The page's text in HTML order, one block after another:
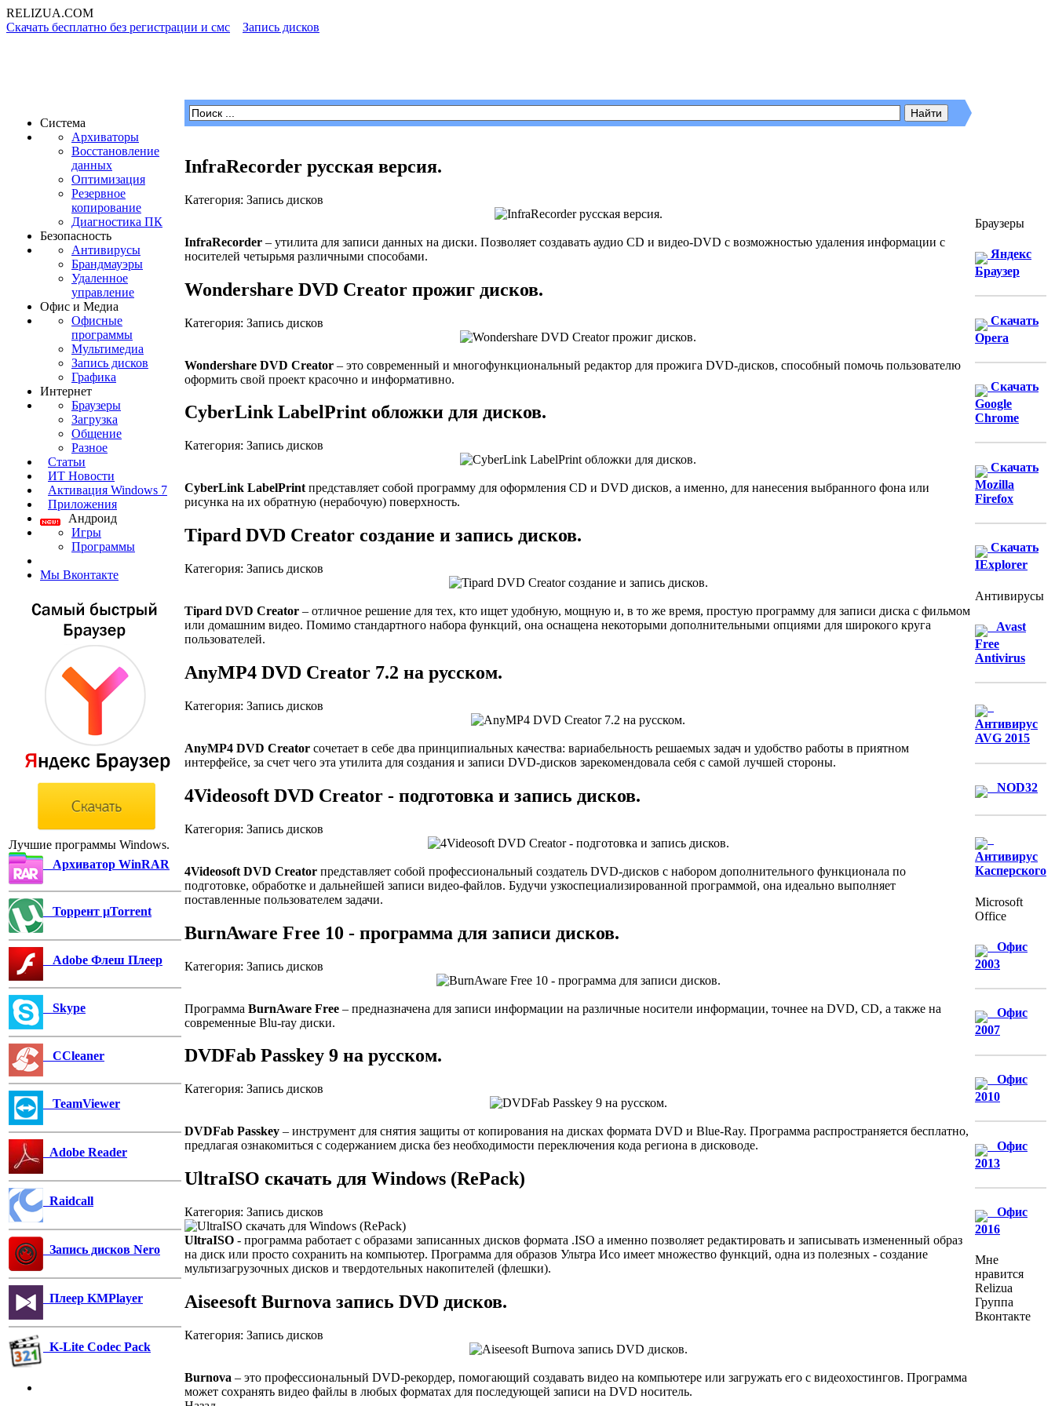
RELIZUA.COM
Скачать бесплатно без регистрации и смс
Запись дисков
Система
Архиваторы
Восстановление
данных
Оптимизация
Резервное
копирование
Диагностика ПК
Безопасность
Антивирусы
Брандмауэры
Удаленное
управление
Офис и Медиа
Офисные
программы
Мультимедиа
Запись дисков
Графика
Интернет
Браузеры
Загрузка
Общение
Разное
Статьи
ИТ Новости
Активация Windows 7
Приложения
Андроид
Игры
Программы
Мы Вконтакте
Лучшие программы Windows.
Архиватор WinRAR
Торрент µTorrent
Adobe Флеш Плеер
Skype
CCleaner
TeamViewer
Adobe Reader
Raidcall
Запись дисков Nero
Плеер KMPlayer
K-Lite Codec Pack
InfraRecorder русская версия.
Категория: Запись дисков
InfraRecorder – утилита для записи данных на диски. Позволяет создавать аудио CD и видео-DVD с возможностью удаления информации с
носителей четырьмя различными способами.
Wondershare DVD Creator прожиг дисков.
Категория: Запись дисков
Wondershare DVD Creator – это современный и многофункциональный редактор для прожига DVD-дисков, способный помочь пользователю
оформить свой проект красочно и информативно.
CyberLink LabelPrint обложки для дисков.
Категория: Запись дисков
CyberLink LabelPrint представляет собой программу для оформления CD и DVD дисков, а именно, для нанесения выбранного фона или
рисунка на их обратную (нерабочую) поверхность.
Tipard DVD Creator создание и запись дисков.
Категория: Запись дисков
Tipard DVD Creator – отличное решение для тех, кто ищет удобную, мощную и, в то же время, простую программу для записи диска с фильмом
или домашним видео. Помимо стандартного набора функций, она оснащена некоторыми дополнительными опциями для широкого круга
пользователей.
AnyMP4 DVD Creator 7.2 на русском.
Категория: Запись дисков
AnyMP4 DVD Creator сочетает в себе два принципиальных качества: вариабельность решаемых задач и удобство работы в приятном
интерфейсе, за счет чего эта утилита для создания и записи DVD-дисков зарекомендовала себя с самой лучшей стороны.
4Videosoft DVD Creator - подготовка и запись дисков.
Категория: Запись дисков
4Videosoft DVD Creator представляет собой профессиональный создатель DVD-дисков с набором дополнительного функционала по
подготовке, обработке и дальнейшей записи видео-файлов. Будучи узкоспециализированной программой, она идеально выполняет
поставленные пользователем задачи.
BurnAware Free 10 - программа для записи дисков.
Категория: Запись дисков
Программа BurnAware Free – предназначена для записи информации на различные носители информации, точнее на DVD, CD, а также на
современные Blu-ray диски.
DVDFab Passkey 9 на русском.
Категория: Запись дисков
DVDFab Passkey – инструмент для снятия защиты от копирования на дисках формата DVD и Blue-Ray. Программа распространяется бесплатно,
предлагая ознакомиться с содержанием диска без необходимости переключения кода региона в дисководе.
UltraISO скачать для Windows (RePack)
Категория: Запись дисков
UltraISO - программа работает с образами записанных дисков формата .ISO а именно позволяет редактировать и записывать измененный образ
на диск или просто сохранить на компьютер. Программа для образов Ультра Исо имеет множество функций, одна из полезных - создание
мультизагрузочных дисков и твердотельных накопителей (флешки).
Aiseesoft Burnova запись DVD дисков.
Категория: Запись дисков
Burnova – это профессиональный DVD-рекордер, помогающий создавать видео на компьютере или загружать его с видеохостингов. Программа
может сохранять видео файлы в любых форматах для последующей записи на DVD носитель.
Браузеры
Яндекс
Браузер
Скачать
Opera
Скачать
Google
Chrome
Скачать
Mozilla
Firefox
Скачать
IExplorer
Антивирусы
Avast
Free
Antivirus
Антивирус
AVG 2015
NOD32
Антивирус
Касперского
Microsoft
Office
Офис
2003
Офис
2007
Офис
2010
Офис
2013
Офис
2016
Мне
нравится
Relizua
Группа
Вконтакте